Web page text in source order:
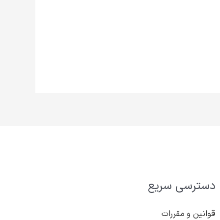
دسترسی سریع
قوانین و مقررات